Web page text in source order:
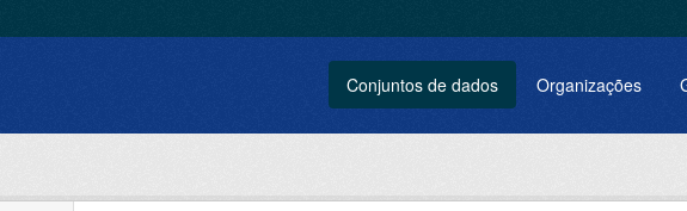
Conjuntos de dados Organizações